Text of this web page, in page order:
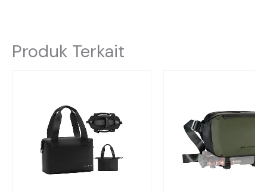
Produk Terkait